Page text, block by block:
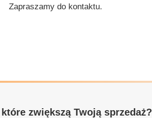
Zapraszamy do kontaktu.
zwiększą Twoją sprzedaż?